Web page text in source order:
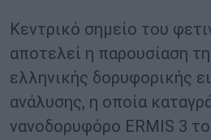
Κεντρικό σημείο του
αποτελεί η παρουσίαση
ελληνικής δορυφορικής
ανάλυσης, η οποία
νανοδορυφόρο ERMIS 3